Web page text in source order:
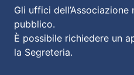
Gli uffici
pubblico.
È possibile richiedere un
la Segreteria.